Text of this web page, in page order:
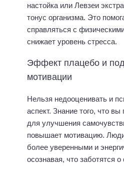
настойка или Левзеи
тонус организма. Это
справляться с
снижает уровень стресса.
Эффект плацебо и
мотивации
Нельзя недооценивать и
аспект. Знание того, что
для улучшения
повышает мотивацию.
более уверенными и
осознавая, что заботятся